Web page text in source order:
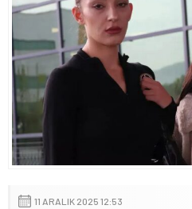
11 ARALIK 2025 12:53